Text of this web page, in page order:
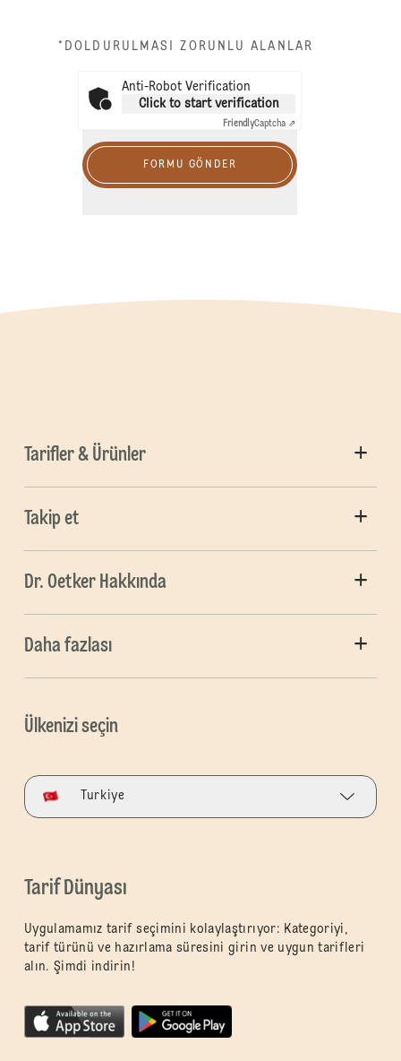
*DOLDURULMASI ZORUNLU ALANLAR
Anti-Robot Verification
Click to start verification
FriendlyCaptcha ⇗
FORMU GÖNDER
Tarifler & Ürünler
Takip et
Dr. Oetker Hakkında
Daha fazlası
Ülkenizi seçin
Turkiye
Tarif Dünyası
Uygulamamız tarif seçimini kolaylaştırıyor: Kategoriyi,
tarif türünü ve hazırlama süresini girin ve uygun tarifleri
alın. Şimdi indirin!